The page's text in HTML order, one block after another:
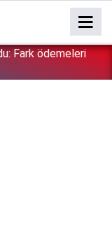
Fark ödemeleri